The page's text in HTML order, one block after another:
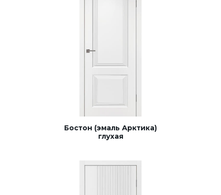
Бостон (эмаль Арктика)
глухая